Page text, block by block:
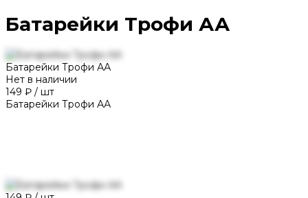
Батарейки Трофи АА
Батарейки Трофи АА
Нет в наличии
149 ₽ / шт
Батарейки Трофи АА